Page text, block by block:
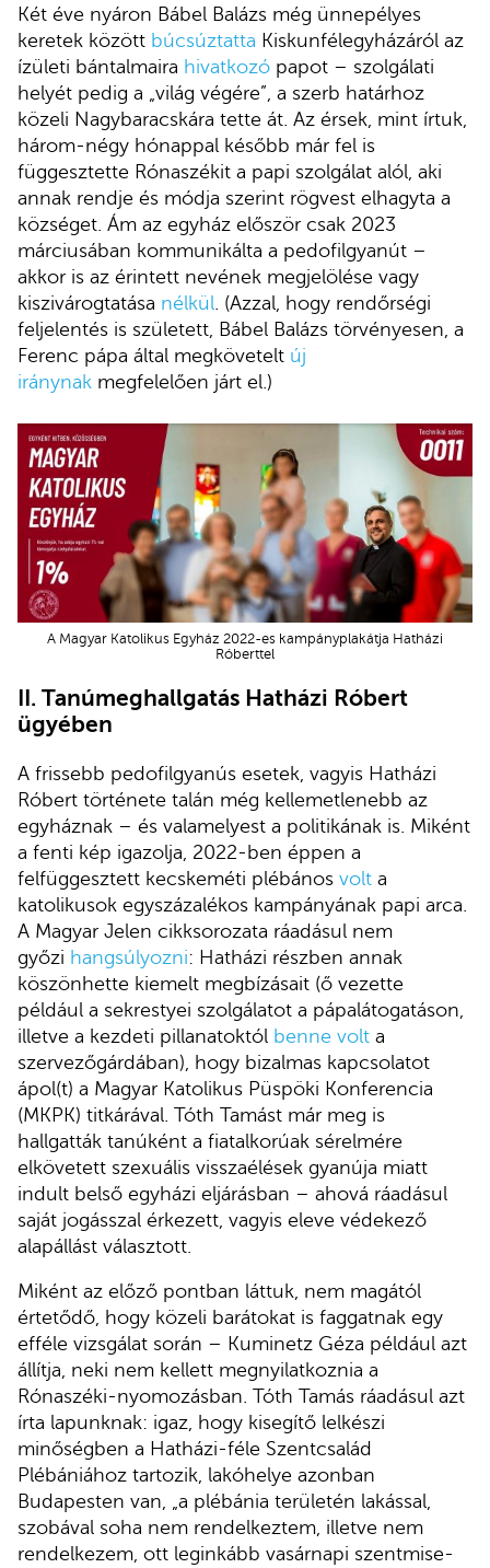
Két éve nyáron Bábel Balázs még ünnepélyes
keretek között búcsúztatta Kiskunfélegyházáról az
ízületi bántalmaira hivatkozó papot – szolgálati
helyét pedig a „világ végére”, a szerb határhoz
közeli Nagybaracskára tette át. Az érsek, mint írtuk,
három-négy hónappal később már fel is
függesztette Rónaszékit a papi szolgálat alól, aki
annak rendje és módja szerint rögvest elhagyta a
községet. Ám az egyház először csak 2023
márciusában kommunikálta a pedofilgyanút –
akkor is az érintett nevének megjelölése vagy
kiszivárogtatása nélkül. (Azzal, hogy rendőrségi
feljelentés is született, Bábel Balázs törvényesen, a
Ferenc pápa által megkövetelt új
iránynak megfelelően járt el.)
A Magyar Katolikus Egyház 2022-es kampányplakátja Hatházi
Róberttel
II. Tanúmeghallgatás Hatházi Róbert
ügyében
A frissebb pedofilgyanús esetek, vagyis Hatházi
Róbert története talán még kellemetlenebb az
egyháznak – és valamelyest a politikának is. Miként
a fenti kép igazolja, 2022-ben éppen a
felfüggesztett kecskeméti plébános volt a
katolikusok egyszázalékos kampányának papi arca.
A Magyar Jelen cikksorozata ráadásul nem
győzi hangsúlyozni: Hatházi részben annak
köszönhette kiemelt megbízásait (ő vezette
például a sekrestyei szolgálatot a pápalátogatáson,
illetve a kezdeti pillanatoktól benne volt a
szervezőgárdában), hogy bizalmas kapcsolatot
ápol(t) a Magyar Katolikus Püspöki Konferencia
(MKPK) titkárával. Tóth Tamást már meg is
hallgatták tanúként a fiatalkorúak sérelmére
elkövetett szexuális visszaélések gyanúja miatt
indult belső egyházi eljárásban – ahová ráadásul
saját jogásszal érkezett, vagyis eleve védekező
alapállást választott.
Miként az előző pontban láttuk, nem magától
értetődő, hogy közeli barátokat is faggatnak egy
efféle vizsgálat során – Kuminetz Géza például azt
állítja, neki nem kellett megnyilatkoznia a
Rónaszéki-nyomozásban. Tóth Tamás ráadásul azt
írta lapunknak: igaz, hogy kisegítő lelkészi
minőségben a Hatházi-féle Szentcsalád
Plébániához tartozik, lakóhelye azonban
Budapesten van, „a plébánia területén lakással,
szobával soha nem rendelkeztem, illetve nem
rendelkezem, ott leginkább vasárnapi szentmise-